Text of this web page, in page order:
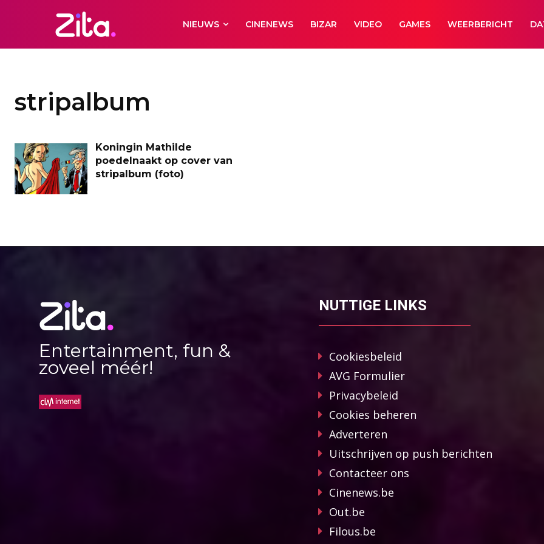
NIEUWS CINENEWS BIZAR VIDEO GAMES WEERBERICHT
stripalbum
Koningin Mathilde
poedelnaakt op cover van
stripalbum (foto)
Entertainment, fun &
zoveel méér!
NUTTIGE LINKS
Cookiesbeleid
AVG Formulier
Privacybeleid
Cookies beheren
Adverteren
Uitschrijven op push berichten
Contacteer ons
Cinenews.be
Out.be
Filous.be